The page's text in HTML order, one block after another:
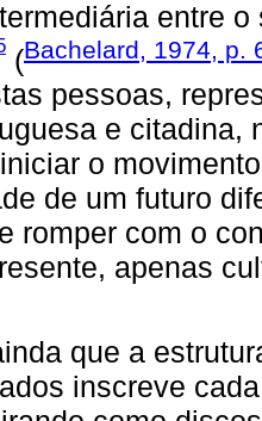
entre
(Bachelard, 1974, p.
pessoas,
e citadina,
o
de um futuro
romper com o
apenas
que a
inscreve